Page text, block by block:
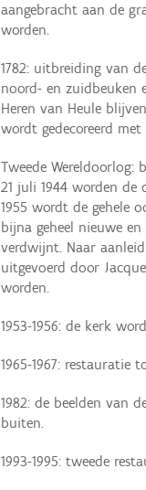
aangebracht aan de
worden.
1782: uitbreiding van
noord- en zuidbeuken
Heren van Heule
wordt gedecoreerd
Tweede
21 juli 1944 worden
1955 wordt de gehele
bijna geheel nieuwe
verdwijnt. Naar
uitgevoerd door
worden.
1953-1956: de kerk
1965-1967: restauratie
1982: de beelden van
buiten.
1993-1995: tweede